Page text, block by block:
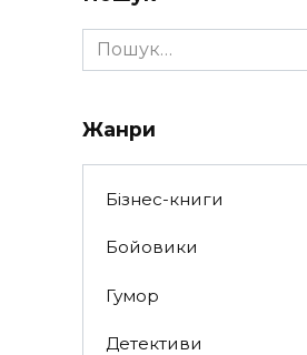
Search
for:
Жанри
Бізнес-книги
Бойовики
Гумор
Детективи